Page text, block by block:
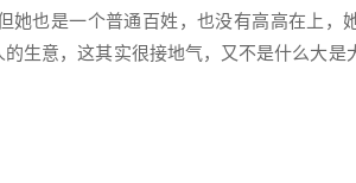
她也是一个普通百姓，也没有高高在上，
生意，这其实很接地气，又不是什么大是